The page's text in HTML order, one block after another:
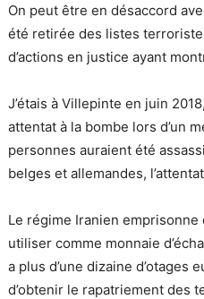
On peut être en désaccord
été retirée des listes
d’actions en justice ayant
J’étais à Villepinte en juin
attentat à la bombe lors d’un
personnes auraient été
belges et allemandes,
Le régime Iranien
utiliser comme monnaie
a plus d’une dizaine d’otages
d’obtenir le rapatriement des